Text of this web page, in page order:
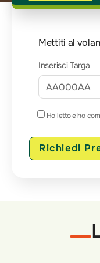
Mettiti al
Inserisci Targa
Ho letto e ho
Richiedi